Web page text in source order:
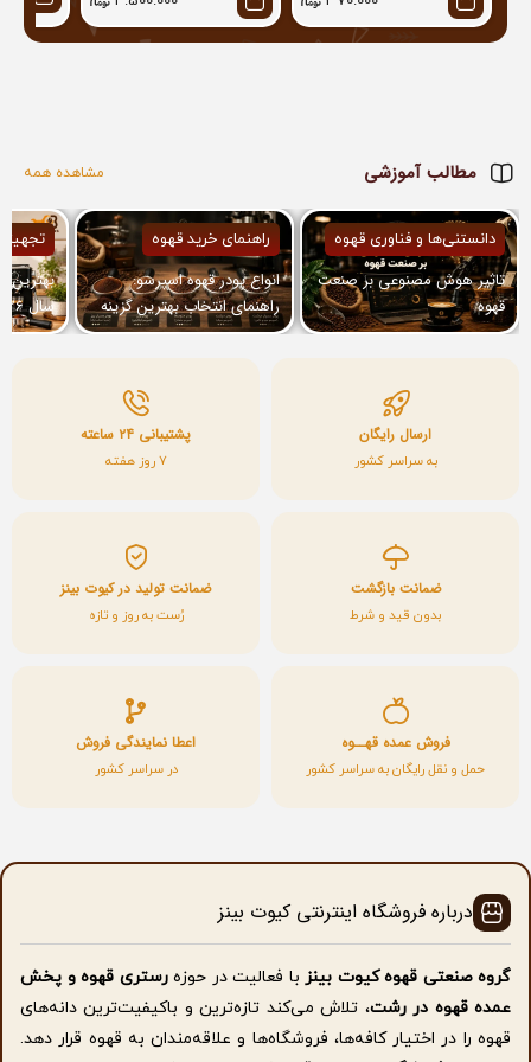
مطالب آموزشی مشاهده همه
دانستنی‌ها و فناوری قهوه
تاثیر هوش مصنوعی بر صنعت
قهوه
راهنمای خرید قهوه
انواع پودر قهوه اسپرسو:
راهنمای انتخاب بهترین گزینه
برای دستگاه شما
بهترین
معرفی
ارسال رایگان
به سراسر کشور
پشتیبانی ۲۴ ساعته
7 روز هفته
ضمانت بازگشت
بدون قید و شرط
ضمانت تولید در کیوت بینز
رُست به روز و تازه
فروش عمده قهــوه
حمل و نقل رایگان به سراسر کشور
اعطا نمایندگی فروش
در سراسر کشور
درباره فروشگاه اینترنتی کیوت بینز
گروه صنعتی قهوه کیوت بینز با فعالیت در حوزهرستری قهوه و پخش
عمده قهوه در رشت، تلاش می‌کند تازه‌ترین و باکیفیت‌ترین دانه‌های
قهوه را در اختیار کافه‌ها، فروشگاه‌ها و علاقه‌مندان به قهوه قرار دهد.